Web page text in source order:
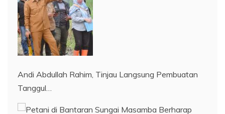
Andi Abdullah Rahim, Tinjau Langsung Pembuatan
Tanggul…